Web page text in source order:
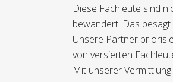
Diese Fachleute sind
bewandert. Das
Unsere Partner
von versierten
Mit unserer